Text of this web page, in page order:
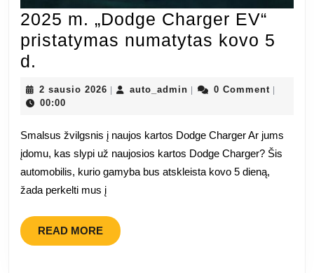
2025 m. „Dodge Charger EV“
pristatymas numatytas kovo 5
d.
m.
„Dodge
EV“
pristatymas
numatytas
5
d.
2 sausio 2026 2
auto_admin auto_admin
0 Comment
00:00
Smalsus žvilgsnis į naujos kartos Dodge Charger Ar jums
įdomu, kas slypi už naujosios kartos Dodge Charger? Šis
automobilis, kurio gamyba bus atskleista kovo 5 dieną,
žada perkelti mus į
READ MOREREAD
MORE